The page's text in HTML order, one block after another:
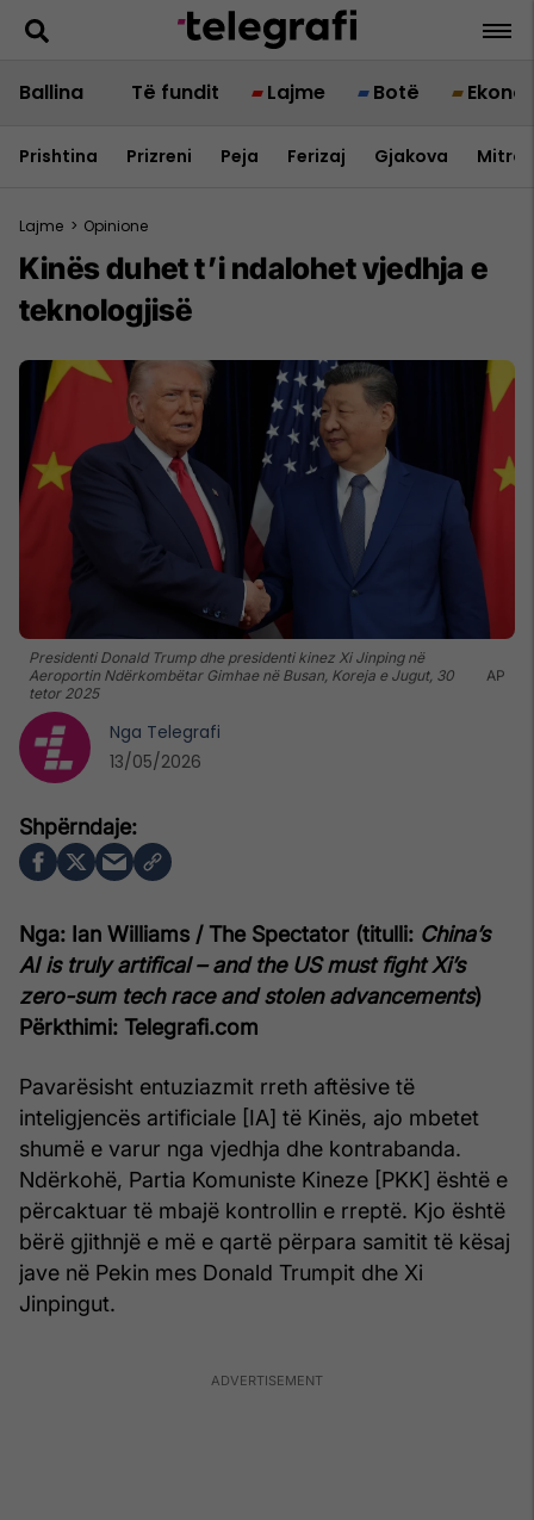
Ballina Të fundit Lajme Botë
Prishtina Prizreni Peja Ferizaj Gjakova
Lajme > Opinione
Kinës duhet t’i ndalohet vjedhja e
teknologjisë
Presidenti Donald Trump dhe presidenti kinez Xi Jinping në
Aeroportin Ndërkombëtar Gimhae në Busan, Koreja e Jugut, 30
tetor 2025
AP
Nga: Ian Williams / The Spectator (titulli: China’s
AI is truly artifical – and the US must fight Xi’s
zero-sum tech race and stolen advancements)
Përkthimi: Telegrafi.com
Pavarësisht entuziazmit rreth aftësive të
inteligjencës artificiale [IA] të Kinës, ajo mbetet
shumë e varur nga vjedhja dhe kontrabanda.
Ndërkohë, Partia Komuniste Kineze [PKK] është e
përcaktuar të mbajë kontrollin e rreptë. Kjo është
bërë gjithnjë e më e qartë përpara samitit të kësaj
jave në Pekin mes Donald Trumpit dhe Xi
Jinpingut.
Nga Telegrafi
13/05/2026